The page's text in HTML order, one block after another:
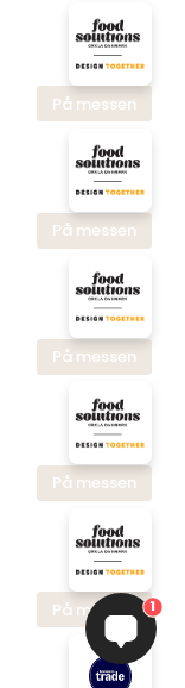
På messen
På messen
På messen
På messen
På messen 1